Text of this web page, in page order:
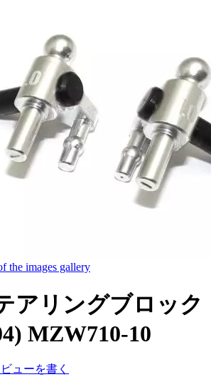
the images gallery
アリングブロック
MZW710-10
ューを書く